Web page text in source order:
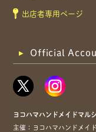
出店者専用ページ
Official
ヨコハマハンドメイドマル
主催：ヨコハマハンドメイ